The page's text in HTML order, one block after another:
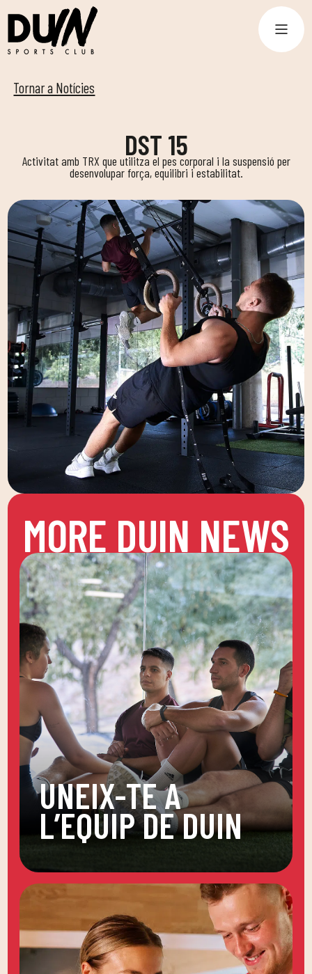
Tornar a Notícies
DST 15
Activitat amb TRX que utilitza el pes corporal i la suspensió per
desenvolupar força, equilibri i estabilitat.
MORE DUIN NEWS
UNEIX-TE A
L’EQUIP DE DUIN